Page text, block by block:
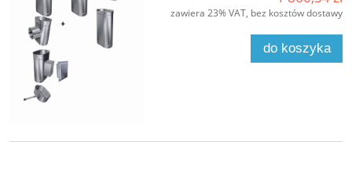
zawiera 23% VAT, bez kosztów dostawy
do koszyka